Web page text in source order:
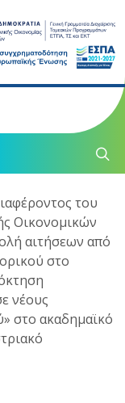
του
Οικονομικών
αιτήσεων από
στο
νέους
στο ακαδημαϊκό